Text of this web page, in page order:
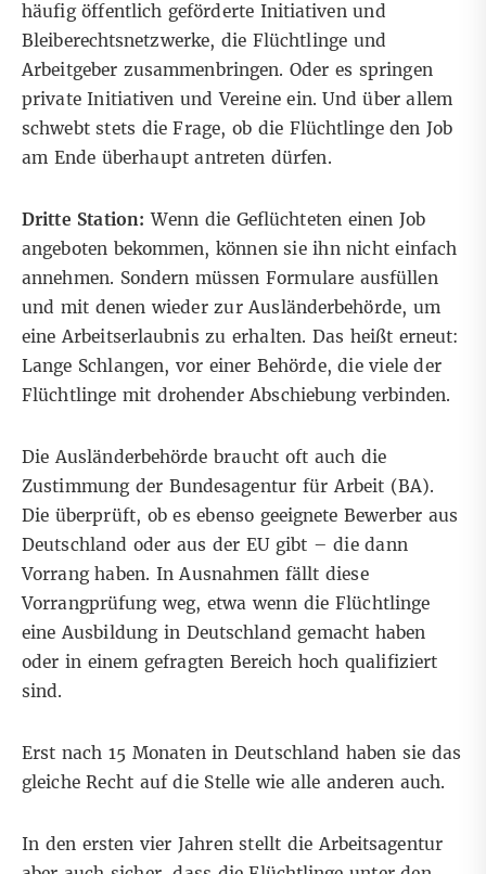
häufig öffentlich geförderte Initiativen und
Bleiberechtsnetzwerke, die Flüchtlinge und
Arbeitgeber zusammenbringen. Oder es springen
private Initiativen und Vereine ein. Und über allem
schwebt stets die Frage, ob die Flüchtlinge den Job
am Ende überhaupt antreten dürfen.
Dritte Station:Wenn die Geflüchteten einen Job
angeboten bekommen, können sie ihn nicht einfach
annehmen. Sondern müssen Formulare ausfüllen
und mit denen wieder zur Ausländerbehörde, um
eine Arbeitserlaubnis zu erhalten. Das heißt erneut:
Lange Schlangen, vor einer Behörde, die viele der
Flüchtlinge mit drohender Abschiebung verbinden.
Die Ausländerbehörde braucht oft auch die
Zustimmung der Bundesagentur für Arbeit (BA).
Die überprüft, ob es ebenso geeignete Bewerber aus
Deutschland oder aus der EU gibt – die dann
Vorrang haben. In Ausnahmen fällt diese
Vorrangprüfung weg, etwa wenn die Flüchtlinge
eine Ausbildung in Deutschland gemacht haben
oder in einem gefragten Bereich hoch qualifiziert
sind.
Erst nach 15 Monaten in Deutschland haben sie das
gleiche Recht auf die Stelle wie alle anderen auch.
In den ersten vier Jahren stellt die Arbeitsagentur